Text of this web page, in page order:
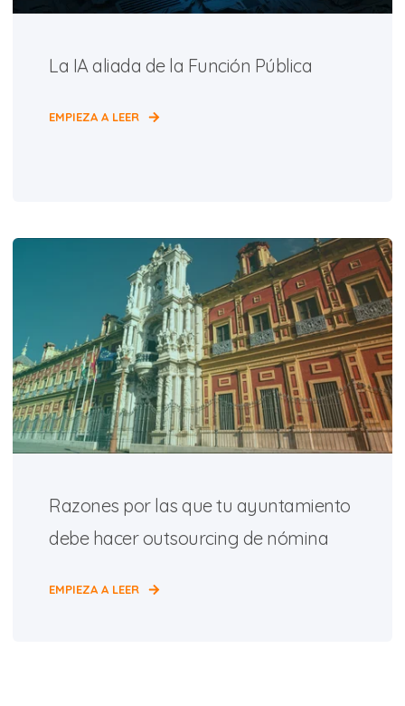
La IA aliada de la Función Pública
EMPIEZA A LEER
Razones por las que tu ayuntamiento
debe hacer outsourcing de nómina
EMPIEZA A LEER